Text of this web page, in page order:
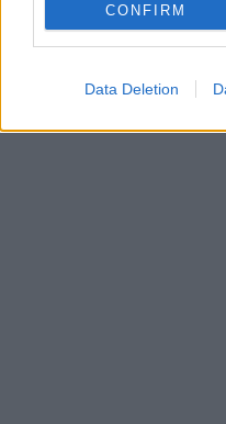
CONFIRM
Data Deletion